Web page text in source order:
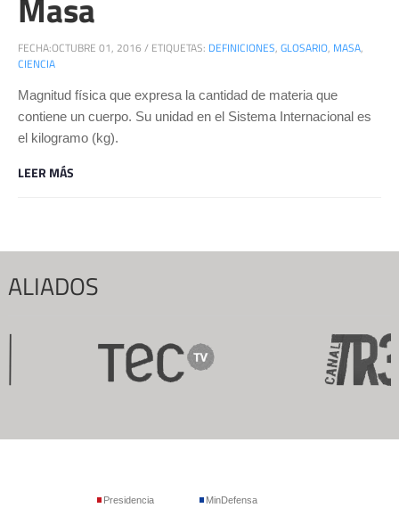
FECHA:OCTUBRE 01, 2016 / ETIQUETAS: DEFINICIONES, GLOSARIO, MASA,
CIENCIA
Magnitud física que expresa la cantidad de materia que
contiene un cuerpo. Su unidad en el Sistema Internacional es
el kilogramo (kg).
LEER MÁS
ALIADOS
Presidencia
MinDefensa